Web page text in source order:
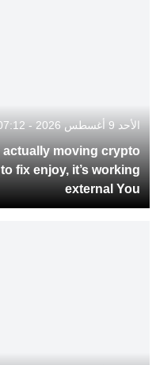
الأحد 9 أغسطس 2026 - 07:12
actually moving crypto
fix enjoy, it’s working
external You